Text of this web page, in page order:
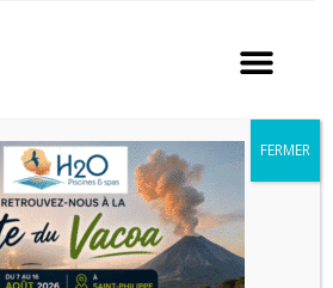
UN DEVIS
RETOUR
FERMER